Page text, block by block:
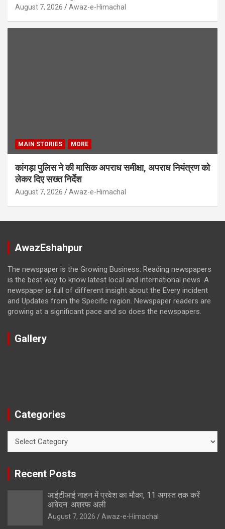
August 7, 2026 Awaz-e-Himachal
MAIN STORIES MORE
कांगड़ा पुलिस ने की मासिक अपराध समीक्षा, अपराध नियंत्रण को
लेकर दिए सख्त निर्देश
August 7, 2026 Awaz-e-Himachal
AwazEshahpur
The newspaper is the Growing Business. Reading newspapers
is the best way to know latest local and international news. A
newspaper is full of different insight about the Every incident
and Updates from the Specific region. Newspaper readers are
growing at a significant pace and so does the newspapers.
Gallery
Categories
Recent Posts
आईटीआई नाहन में प्रवेश का मौका, 11 अगस्त तक करें
आवेदन: अशरफ अली
August 7, 2026 Awaz-e-Himachal